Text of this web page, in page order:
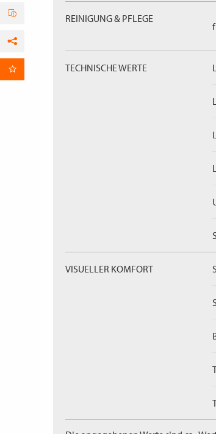
REINIGUNG & PFLEGE
TECHNISCHE WERTE
VISUELLER KOMFORT
Facebook
per E-Mail